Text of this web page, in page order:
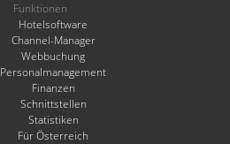
Funktionen
Hotelsoftware
Channel-Manager
Webbuchung
Personalmanagement
Finanzen
Schnittstellen
Statistiken
Für Österreich